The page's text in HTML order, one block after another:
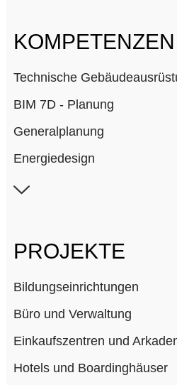
KOMPETENZEN
Technische
BIM 7D - Planung
Generalplanung
Energiedesign
Krankenhausplanung
PROJEKTE
Bildungseinrichtungen
Büro und Verwaltung
Einkaufszentren und
Hotels und Boardinghäuser